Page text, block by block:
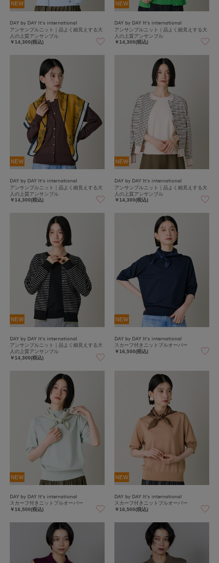
NEW
DAY by DAY It's international
アンサンブルニット｜品よく細見えする大
人の上質アンサンブル
￥14,300(税込)
NEW
DAY by DAY It's international
アンサンブルニット｜品よく細見えする大
人の上質アンサンブル
￥14,300(税込)
NEW
DAY by DAY It's international
アンサンブルニット｜品よく細見えする大
人の上質アンサンブル
￥14,300(税込)
NEW
DAY by DAY It's international
アンサンブルニット｜品よく細見えする大
人の上質アンサンブル
￥14,300(税込)
NEW
DAY by DAY It's international
アンサンブルニット｜品よく細見えする大
人の上質アンサンブル
￥14,300(税込)
NEW
DAY by DAY It's international
スカーフ付きニットプルオーバー
￥16,500(税込)
NEW
DAY by DAY It's international
スカーフ付きニットプルオーバー
￥16,500(税込)
NEW
DAY by DAY It's international
スカーフ付きニットプルオーバー
￥16,500(税込)